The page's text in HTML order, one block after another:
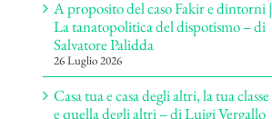
A proposito del caso Fakir e dintorni |
La tanatopolitica del dispotismo – di
Salvatore Palidda
26 Luglio 2026
Casa tua e casa degli altri, la tua classe
e quella degli altri – di Luigi Vergallo